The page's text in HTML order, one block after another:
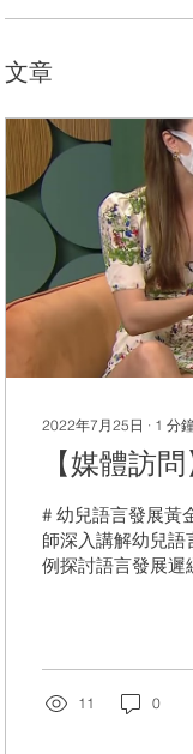
文章
2022年7月25日 ∙ 1 分
【媒體訪
# 幼兒語言發展黃
師深入講解幼兒
例探討語言發展遲
03:05] 認識幼兒語
展遲緩警訊與成
言發展的影響 ##
11 0